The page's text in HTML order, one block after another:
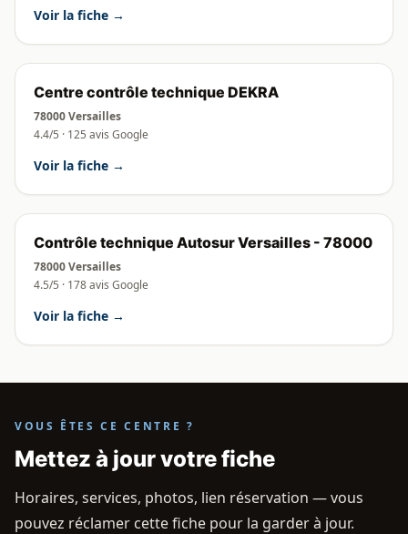
Voir la fiche →
Centre contrôle technique DEKRA
78000 Versailles
4.4/5 · 125 avis Google
Voir la fiche →
Contrôle technique Autosur Versailles - 78000
78000 Versailles
4.5/5 · 178 avis Google
Voir la fiche →
VOUS ÊTES CE CENTRE ?
Mettez à jour votre fiche
Horaires, services, photos, lien réservation — vous
pouvez réclamer cette fiche pour la garder à jour.